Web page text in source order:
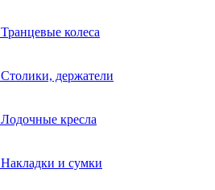
Транцевые колеса
Столики, держатели
Лодочные кресла
Накладки и сумки